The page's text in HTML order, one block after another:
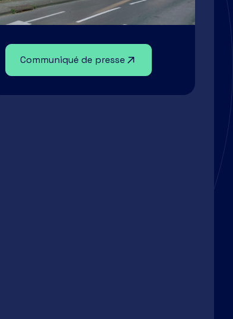
Communiqué de presse